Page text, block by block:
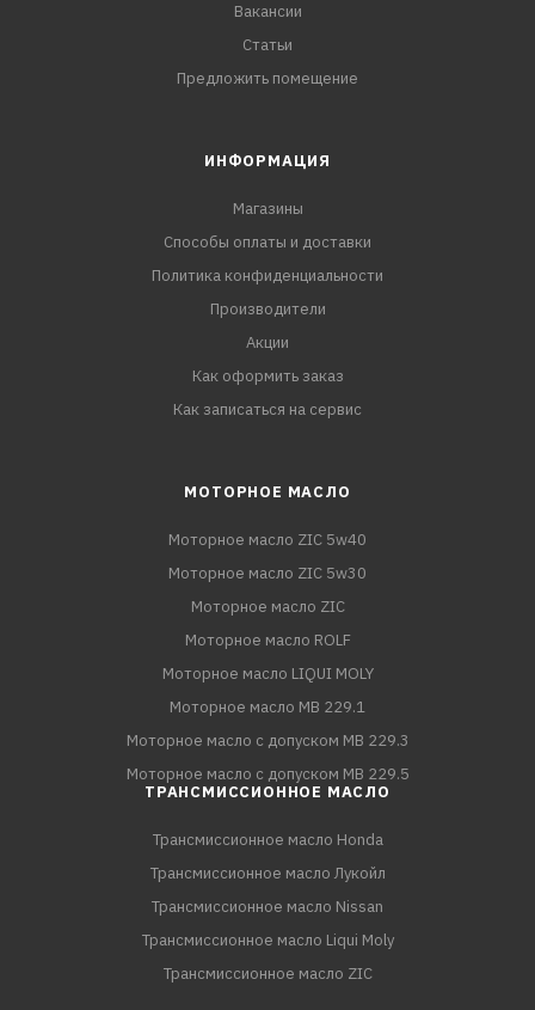
Вакансии
Статьи
Предложить помещение
ИНФОРМАЦИЯ
Магазины
Способы оплаты и доставки
Политика конфиденциальности
Производители
Акции
Как оформить заказ
Как записаться на сервис
МОТОРНОЕ МАСЛО
Моторное масло ZIC 5w40
Моторное масло ZIC 5w30
Моторное масло ZIC
Моторное масло ROLF
Моторное масло LIQUI MOLY
Моторное масло MB 229.1
Моторное масло с допуском MB 229.3
Моторное масло с допуском MB 229.5
ТРАНСМИССИОННОЕ МАСЛО
Трансмиссионное масло Honda
Трансмиссионное масло Лукойл
Трансмиссионное масло Nissan
Трансмиссионное масло Liqui Moly
Трансмиссионное масло ZIC